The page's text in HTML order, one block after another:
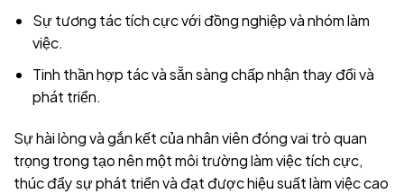
Sự tương tác tích cực với đồng nghiệp và nhóm làm
việc.
Tinh thần hợp tác và sẵn sàng chấp nhận thay đổi và
phát triển.
Sự hài lòng và gắn kết của nhân viên đóng vai trò quan
trọng trong tạo nên một môi trường làm việc tích cực,
thúc đẩy sự phát triển và đạt được hiệu suất làm việc cao